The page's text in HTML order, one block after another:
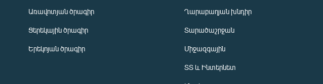
Առավոտյան ծրագիր
Ցերեկային ծրագիր
Երեկոյան ծրագիր
Ղարաբաղյան խնդիր
Տարածաշրջան
Միջազգային
ՏՏ և Ինտերնետ